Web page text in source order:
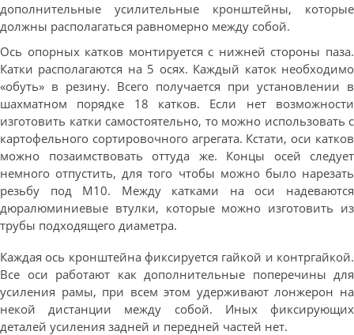
дополнительные усилительные кронштейны, которые
должны располагаться равномерно между собой.
Ось опорных катков монтируется с нижней стороны паза.
Катки располагаются на 5 осях. Каждый каток необходимо
«обуть» в резину. Всего получается при установлении в
шахматном порядке 18 катков. Если нет возможности
изготовить катки самостоятельно, то можно использовать с
картофельного сортировочного агрегата. Кстати, оси катков
можно позаимствовать оттуда же. Концы осей следует
немного отпустить, для того чтобы можно было нарезать
резьбу под М10. Между катками на оси надеваются
дюралюминиевые втулки, которые можно изготовить из
трубы подходящего диаметра.
Каждая ось кронштейна фиксируется гайкой и контргайкой.
Все оси работают как дополнительные поперечины для
усиления рамы, при всем этом удерживают лонжерон на
некой дистанции между собой. Иных фиксирующих
деталей усиления задней и передней частей нет.